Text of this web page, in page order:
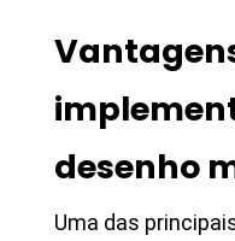
desenho
Uma das